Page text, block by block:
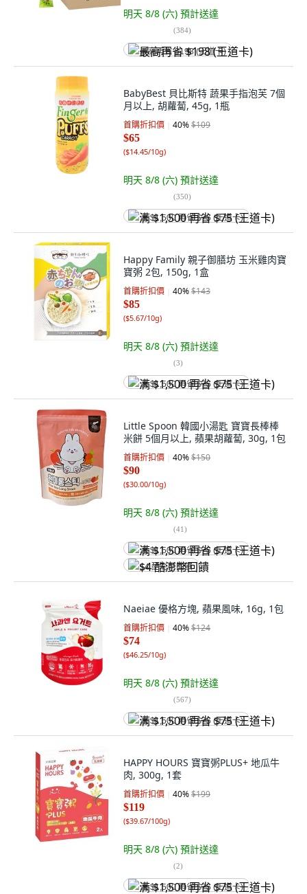
明天 8/8 (六) 預計送達
(384)
最高再省 $198 (王道卡)
BabyBest 貝比斯特 蔬果手指泡芙 7個
月以上, 胡蘿蔔, 45g, 1瓶
首購折扣價 40%$109
$65
($14.45/10g)
明天 8/8 (六) 預計送達
(350)
满 $1,500 再省 $75 (王道卡)
Happy Family 親子御膳坊 玉米雞肉寶
寶粥 2包, 150g, 1盒
首購折扣價 40%$143
$85
($5.67/10g)
明天 8/8 (六) 預計送達
(3)
满 $1,500 再省 $75 (王道卡)
Little Spoon 韓國小湯匙 寶寶長棒棒
米餅 5個月以上, 蘋果胡蘿蔔, 30g, 1包
首購折扣價 40%$150
$90
($30.00/10g)
明天 8/8 (六) 預計送達
(41)
满 $1,500 再省 $75 (王道卡)
$4 酷澎幣回饋
Naeiae 優格方塊, 蘋果風味, 16g, 1包
首購折扣價 40%$124
$74
($46.25/10g)
明天 8/8 (六) 預計送達
(567)
满 $1,500 再省 $75 (王道卡)
HAPPY HOURS 寶寶粥PLUS+ 地瓜牛
肉, 300g, 1套
首購折扣價 40%$199
$119
($39.67/100g)
明天 8/8 (六) 預計送達
(2)
满 $1,500 再省 $75 (王道卡)